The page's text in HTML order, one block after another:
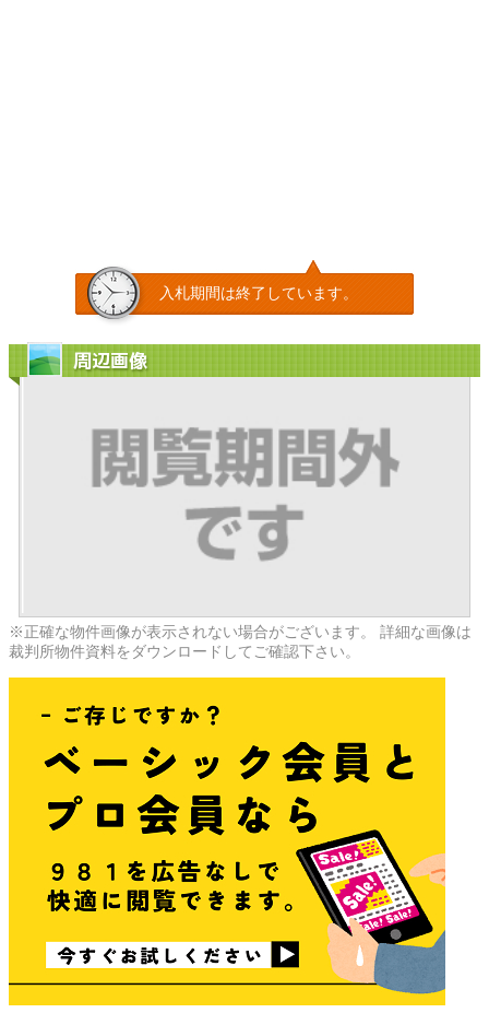
入札期間は終了しています。
周辺画像
※正確な物件画像が表示されない場合がございます。 詳細な画像は
裁判所物件資料をダウンロードしてご確認下さい。